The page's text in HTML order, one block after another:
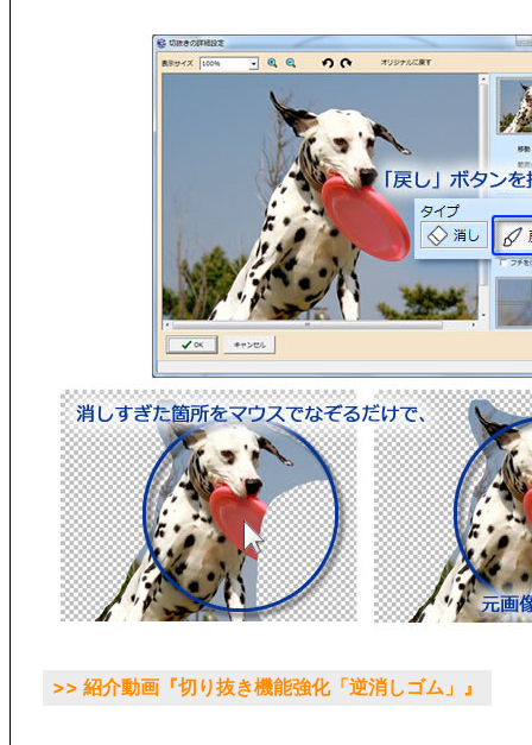
>> 紹介動画『切り抜き機能強化「逆消しゴム」』